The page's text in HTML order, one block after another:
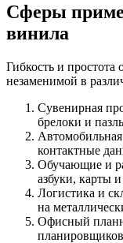
Сферы
винила
Гибкость и
незаменимой в
Сувенирная
брелоки и
контактные
Обучающие и
азбуки, карты
Логистика и
на
Офисный